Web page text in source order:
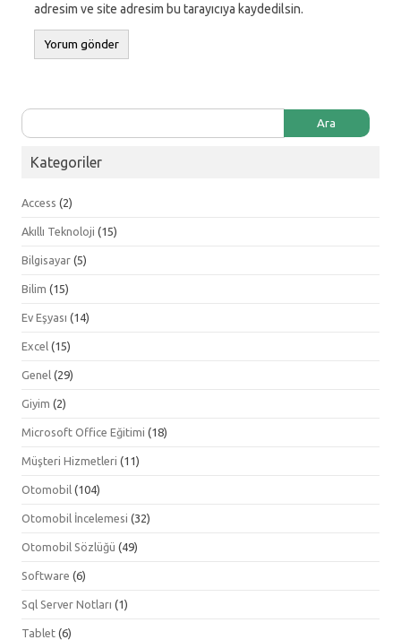
adresim ve site adresim bu tarayıcıya kaydedilsin.
Arama:
Kategoriler
Access (2)
Akıllı Teknoloji (15)
Bilgisayar (5)
Bilim (15)
Ev Eşyası (14)
Excel (15)
Genel (29)
Giyim (2)
Microsoft Office Eğitimi (18)
Müşteri Hizmetleri (11)
Otomobil (104)
Otomobil İncelemesi (32)
Otomobil Sözlüğü (49)
Software (6)
Sql Server Notları (1)
Tablet (6)